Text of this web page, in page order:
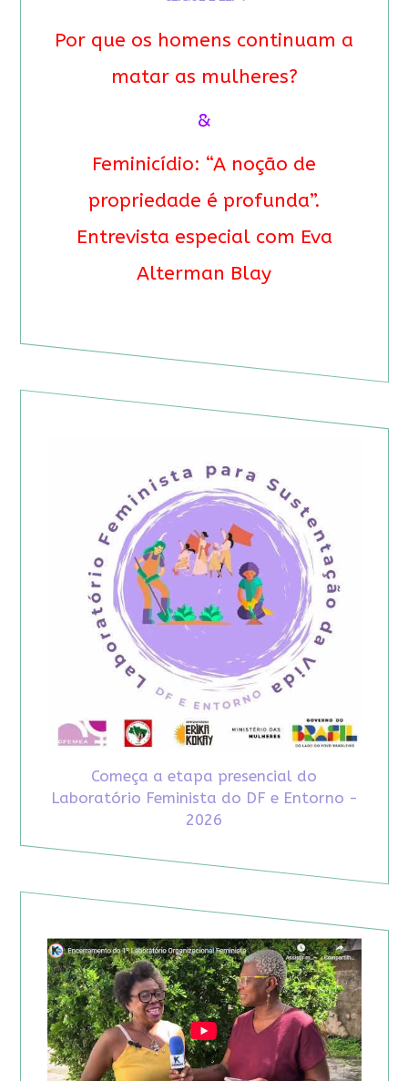
Por que os homens continuam a
matar as mulheres?
&
Feminicídio: “A noção de
propriedade é profunda”.
Entrevista especial com Eva
Alterman Blay
Começa a etapa presencial do
Laboratório Feminista do DF e Entorno -
2026